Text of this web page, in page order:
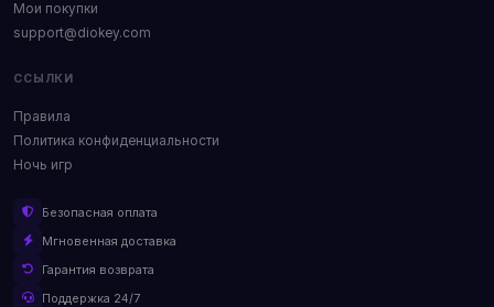
Мои покупки
support@diokey.com
ССЫЛКИ
Правила
Политика конфиденциальности
Ночь игр
Безопасная оплата
Мгновенная доставка
Гарантия возврата
Поддержка 24/7